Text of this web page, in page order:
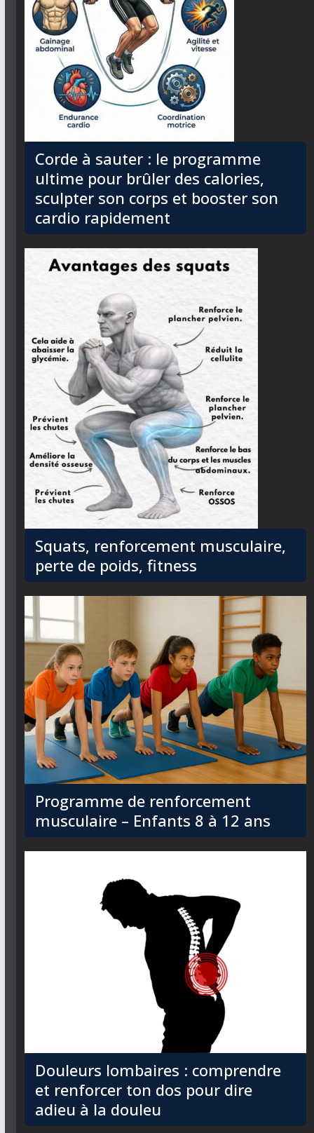
Corde à sauter : le programme
ultime pour brûler des calories,
sculpter son corps et booster son
cardio rapidement
Squats, renforcement musculaire,
perte de poids, fitness
Programme de renforcement
musculaire – Enfants 8 à 12 ans
Douleurs lombaires : comprendre
et renforcer ton dos pour dire
adieu à la douleu